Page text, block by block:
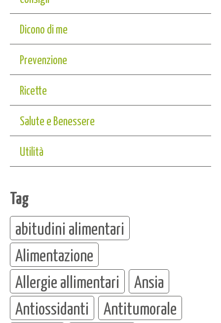
Dicono di me
Prevenzione
Ricette
Salute e Benessere
Utilità
Tag
abitudini alimentari
Alimentazione
Allergie allimentari
Ansia
Antiossidanti
Antitumorale